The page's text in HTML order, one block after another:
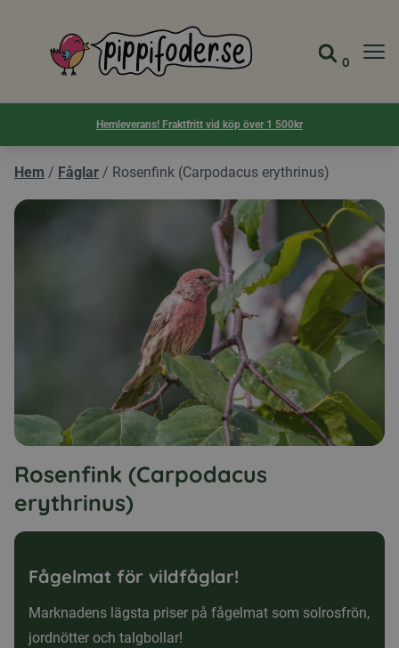
Pippifoder logotyp Gå till
Visa
0
Hemleverans! Fraktfritt vid köp över 1 500kr
Hem / Fåglar / Rosenfink (Carpodacus erythrinus)
Rosenfink (Carpodacus
erythrinus)
Fågelmat för vildfåglar!
Marknadens lägsta priser på fågelmat som solrosfrön,
jordnötter och talgbollar!